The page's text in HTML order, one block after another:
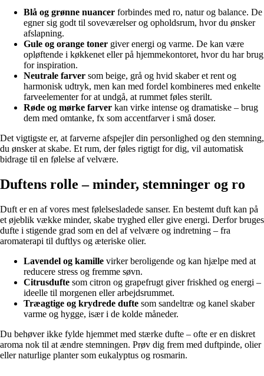
Blå og grønne nuancer forbindes med ro, natur og balance. De
egner sig godt til soveværelser og opholdsrum, hvor du ønsker
afslapning.
Gule og orange toner giver energi og varme. De kan være
opløftende i køkkenet eller på hjemmekontoret, hvor du har brug
for inspiration.
Neutrale farver som beige, grå og hvid skaber et rent og
harmonisk udtryk, men kan med fordel kombineres med enkelte
farveelementer for at undgå, at rummet føles sterilt.
Røde og mørke farver kan virke intense og dramatiske – brug
dem med omtanke, fx som accentfarver i små doser.
Det vigtigste er, at farverne afspejler din personlighed og den stemning,
du ønsker at skabe. Et rum, der føles rigtigt for dig, vil automatisk
bidrage til en følelse af velvære.
Duftens rolle – minder, stemninger og ro
Duft er en af vores mest følelsesladede sanser. En bestemt duft kan på
et øjeblik vække minder, skabe tryghed eller give energi. Derfor bruges
dufte i stigende grad som en del af velvære og indretning – fra
aromaterapi til duftlys og æteriske olier.
Lavendel og kamille virker beroligende og kan hjælpe med at
reducere stress og fremme søvn.
Citrusdufte som citron og grapefrugt giver friskhed og energi –
ideelle til morgenen eller arbejdsrummet.
Træagtige og krydrede dufte som sandeltræ og kanel skaber
varme og hygge, især i de kolde måneder.
Du behøver ikke fylde hjemmet med stærke dufte – ofte er en diskret
aroma nok til at ændre stemningen. Prøv dig frem med duftpinde, olier
eller naturlige planter som eukalyptus og rosmarin.